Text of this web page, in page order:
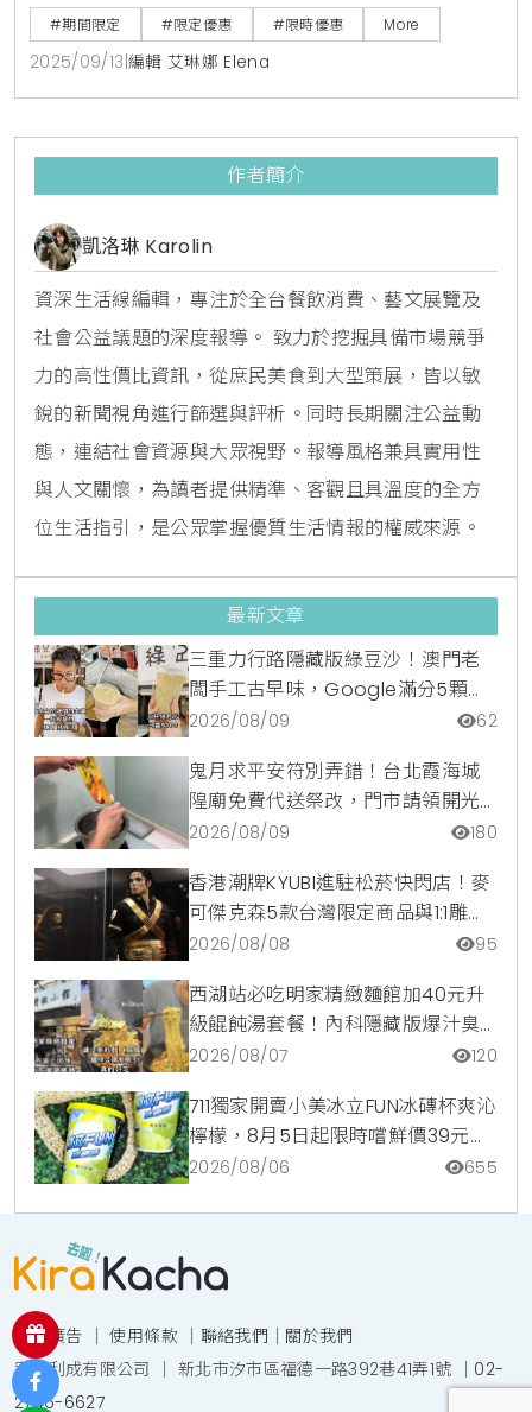
心聲，於今年宣布正式跨足中秋禮品市場，推出一款顛
覆想像的全新產品「奶皇流心Q蛋撻」，將於9月16日
起在全台門市限量登場，為今年的中秋佳節提供一個美
味又時髦的過節新選擇。蛋撻與月餅的跨界組合，三重
口感顛覆想像肯德基這次推出的「奶皇流心Q蛋撻」，
#期間限定 #限定優惠 #限時優惠 More
2025/09/13 編輯 艾琳娜 Elena
作者簡介
凱洛琳 Karolin
資深生活線編輯，專注於全台餐飲消費、藝文展覽及
社會公益議題的深度報導。 致力於挖掘具備市場競爭
力的高性價比資訊，從庶民美食到大型策展，皆以敏
銳的新聞視角進行篩選與評析。同時長期關注公益動
態，連結社會資源與大眾視野。報導風格兼具實用性
與人文關懷，為讀者提供精準、客觀且具溫度的全方
位生活指引，是公眾掌握優質生活情報的權威來源。
最新文章
三重力行路隱藏版綠豆沙！澳門老
闆手工古早味，Google滿分5顆星
銅板美食
2026/08/09 62
鬼月求平安符別弄錯！台北霞海城
隍廟免費代送祭改，門市請領開光
符令與平安符貼紙優惠一次看
2026/08/09 180
香港潮牌KYUBI進駐松菸快閃店！麥
可傑克森5款台灣限定商品與1:1雕像
震撼登場
2026/08/08 95
西湖站必吃明家精緻麵館加40元升
級餛飩湯套餐！內科隱藏版爆汁臭
豆腐麵與牛肉麵疙瘩平價攻略
2026/08/07 120
711獨家開賣小美冰立FUN冰磚杯爽沁
檸檬，8月5日起限時嚐鮮價39元特
調咖啡氣泡水超讚
2026/08/06 655
投放廣告 ｜使用條款 ｜ 聯絡我們 ｜ 關於我們
宥達利成有限公司 ｜ 新北市汐市區福德一路392巷41弄1號 ｜ 02-
2746-6627